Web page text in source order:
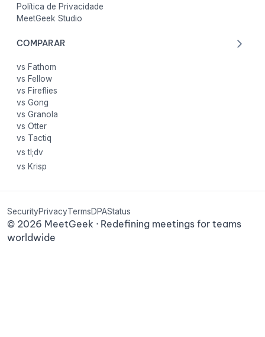
Política de Privacidade
MeetGeek Studio
COMPARAR
vs Fathom
vs Fellow
vs Fireflies
vs Gong
vs Granola
vs Otter
vs Tactiq
vs tl;dv
vs Krisp
© 2026 MeetGeek · Redefining meetings for teams
worldwide
SecurityPrivacyTermsDPAStatus